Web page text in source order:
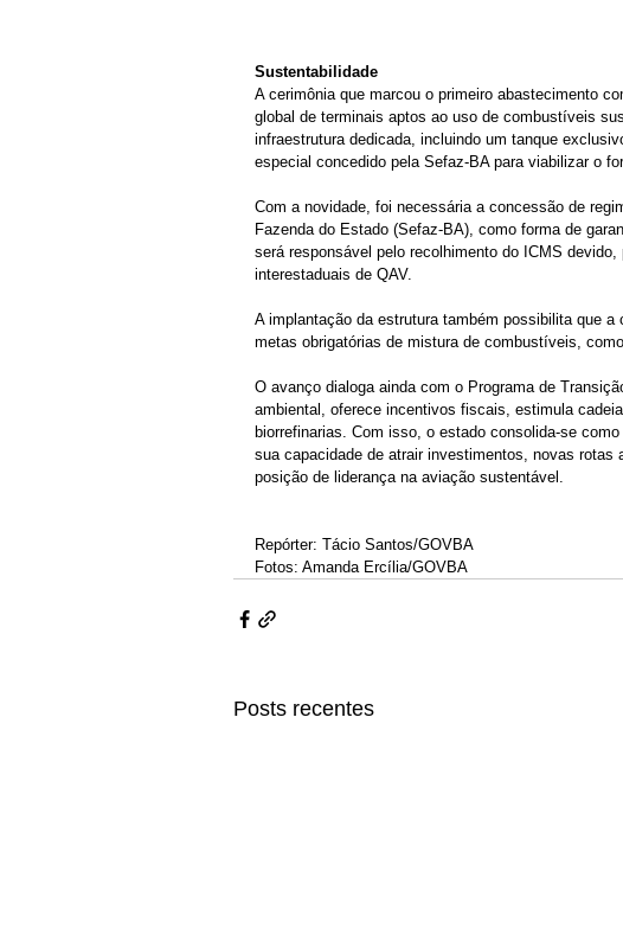
Sustentabilidade
A cerimônia que marcou o primeiro abastecimento
global de terminais aptos ao uso de combustíveis
infraestrutura dedicada, incluindo um tanque
especial concedido pela Sefaz-BA para viabilizar o
Com a novidade, foi necessária a concessão de
Fazenda do Estado (Sefaz-BA), como forma de
será responsável pelo recolhimento do ICMS
interestaduais de QAV.
A implantação da estrutura também possibilita que
metas obrigatórias de mistura de combustíveis,
O avanço dialoga ainda com o Programa de
ambiental, oferece incentivos fiscais, estimula
biorrefinarias. Com isso, o estado consolida-se
sua capacidade de atrair investimentos, novas
posição de liderança na aviação sustentável.
Repórter: Tácio Santos/GOVBA
Fotos: Amanda Ercília/GOVBA
Posts recentes